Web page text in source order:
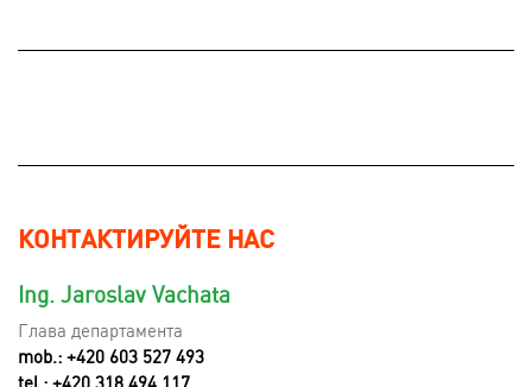
КОНТАКТИРУЙТЕ НАС
Ing. Jaroslav Vachata
Глава департамента
mob.: +420 603 527 493
tel.: +420 318 494 117